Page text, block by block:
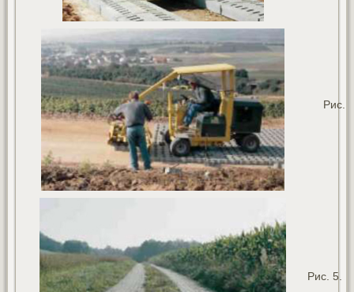
Рис.
Рис. 5.